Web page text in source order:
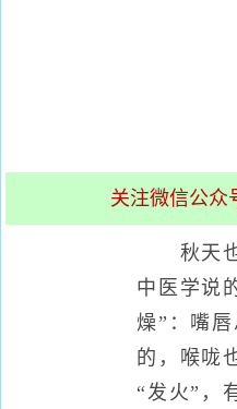
关注微信公众
秋天也
中医学说
燥”：嘴
的，喉咙
“发火”，